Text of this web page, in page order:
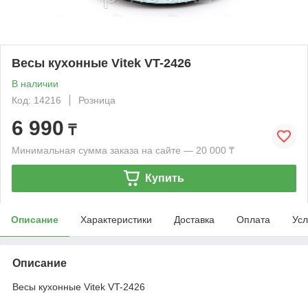
Весы кухонные Vitek VT-2426
В наличии
Код: 14216
Розница
6 990 ₸
Минимальная сумма заказа на сайте — 20 000 ₸
Купить
Описание Характеристики Доставка Оплата
Описание
Весы кухонные Vitek VT-2426